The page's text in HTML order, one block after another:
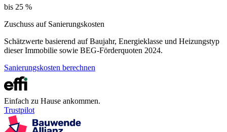
bis 25 %
Zuschuss auf Sanierungskosten
Schätzwerte basierend auf Baujahr, Energieklasse und Heizungstyp
dieser Immobilie sowie BEG-Förderquoten 2024.
Sanierungskosten berechnen
Einfach zu Hause ankommen.
Trustpilot